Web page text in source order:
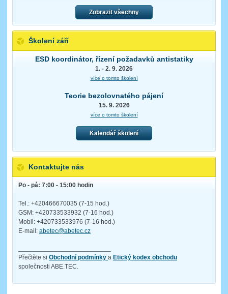
Zobrazit všechny
Školení září
ESD koordinátor, řízení požadavků antistatiky
1. - 2. 9. 2026
více o tomto školení
Teorie bezolovnatého pájení
15. 9. 2026
více o tomto školení
Kalendář školení
Kontaktujte nás
Po - pá: 7:00 - 15:00 hodin
Tel.: +420466670035 (7-15 hod.)
GSM: +420733533932 (7-16 hod.)
Mobil: +420733533976 (7-16 hod.)
E-mail: abetec@abetec.cz
Přečtěte si Obchodní podmínky a Etický kodex obchodu
společnosti ABE.TEC.